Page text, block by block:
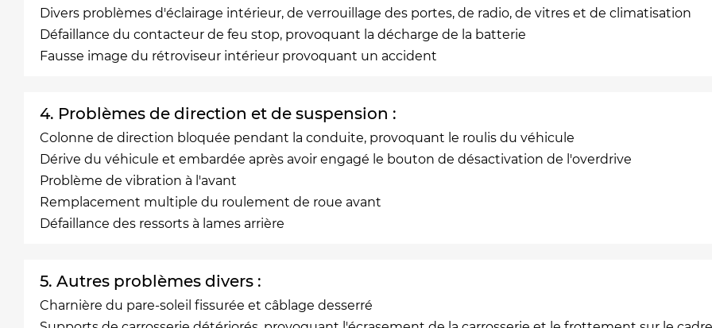
Divers problèmes d'éclairage intérieur, de verrouillage des portes, de radio, de vitres et de climatisation
Défaillance du contacteur de feu stop, provoquant la décharge de la batterie
Fausse image du rétroviseur intérieur provoquant un accident
4. Problèmes de direction et de suspension :
Colonne de direction bloquée pendant la conduite, provoquant le roulis du véhicule
Dérive du véhicule et embardée après avoir engagé le bouton de désactivation de l'overdrive
Problème de vibration à l'avant
Remplacement multiple du roulement de roue avant
Défaillance des ressorts à lames arrière
5. Autres problèmes divers :
Charnière du pare-soleil fissurée et câblage desserré